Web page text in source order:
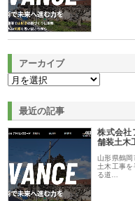
アーカイブ
最近の記事
株式会社
舗装土木
山形県鶴岡
土木工事
る道…